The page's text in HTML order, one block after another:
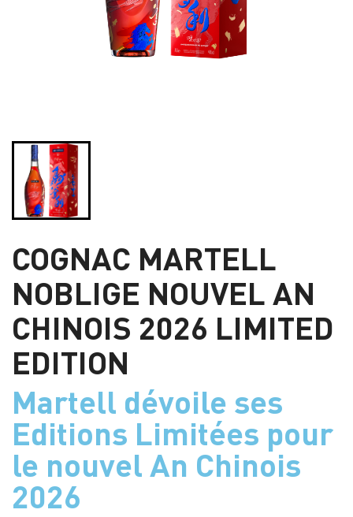
COGNAC MARTELL
NOBLIGE NOUVEL AN
CHINOIS 2026 LIMITED
EDITION
Martell dévoile ses
Editions Limitées pour
le nouvel An Chinois
2026